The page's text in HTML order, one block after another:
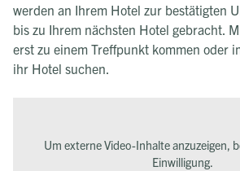
werden an Ihrem Hotel zur bestätigten
bis zu Ihrem nächsten Hotel gebracht.
erst zu einem Treffpunkt kommen oder
ihr Hotel suchen.
Um externe Video-Inhalte anzuzeigen,
Einwilligung.